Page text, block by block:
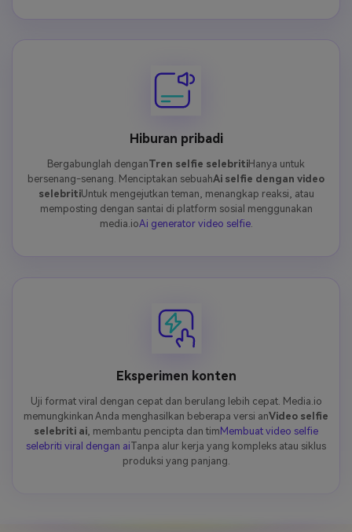
Hiburan pribadi
Bergabunglah denganTren selfie selebritiHanya untuk
bersenang-senang. Menciptakan sebuahAi selfie dengan video
selebritiUntuk mengejutkan teman, menangkap reaksi, atau
memposting dengan santai di platform sosial menggunakan
media.ioAi generator video selfie.
Eksperimen konten
Uji format viral dengan cepat dan berulang lebih cepat. Media.io
memungkinkan Anda menghasilkan beberapa versi anVideo selfie
selebriti ai , membantu pencipta dan timMembuat video selfie
selebriti viral dengan aiTanpa alur kerja yang kompleks atau siklus
produksi yang panjang.